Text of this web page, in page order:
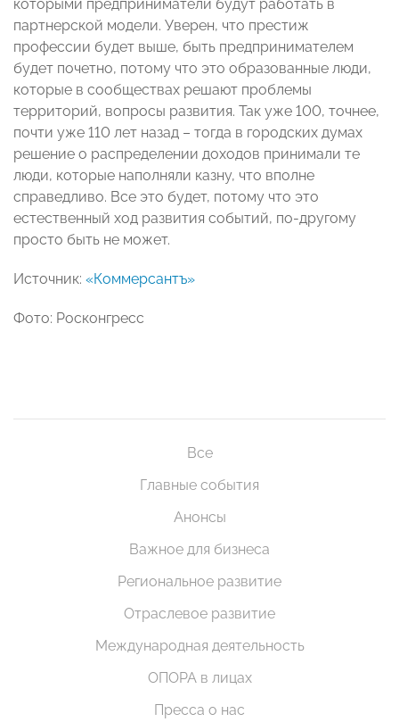
которыми предприниматели будут работать в
партнерской модели. Уверен, что престиж
профессии будет выше, быть предпринимателем
будет почетно, потому что это образованные люди,
которые в сообществах решают проблемы
территорий, вопросы развития. Так уже 100, точнее,
почти уже 110 лет назад – тогда в городских думах
решение о распределении доходов принимали те
люди, которые наполняли казну, что вполне
справедливо. Все это будет, потому что это
естественный ход развития событий, по-другому
просто быть не может.
Источник: «Коммерсантъ»
Фото: Росконгресс
Все
Главные события
Анонсы
Важное для бизнеса
Региональное развитие
Отраслевое развитие
Международная деятельность
ОПОРА в лицах
Пресса о нас